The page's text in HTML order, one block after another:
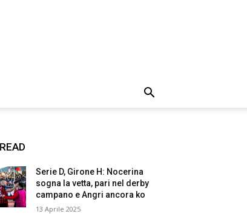
Serie D, Girone H: Nocerina
sogna la vetta, pari nel derby
campano e Angri ancora ko
13 Aprile 2025